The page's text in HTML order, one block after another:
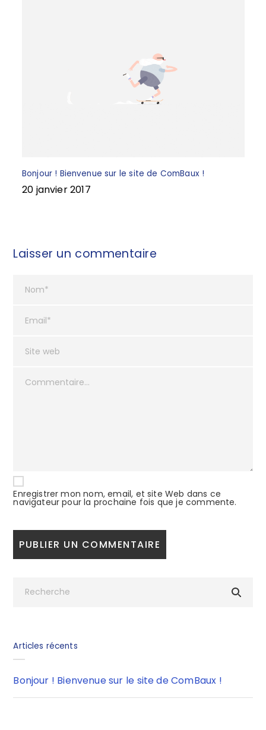
Bonjour ! Bienvenue sur le site de ComBaux !
20 janvier 2017
Laisser un commentaire
Enregistrer mon nom, email, et site Web dans ce
navigateur pour la prochaine fois que je commente.
Articles récents
Bonjour ! Bienvenue sur le site de ComBaux !